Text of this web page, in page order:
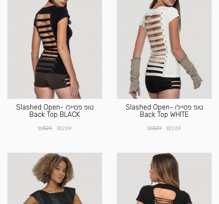
טופ פסיילו Slashed Open-
Back Top WHITE
₪269
₪329
טופ פסיילו Slashed Open-
Back Top BLACK
₪269
₪329